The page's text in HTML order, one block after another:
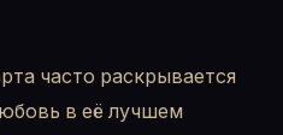
часто раскрывается
в её лучшем